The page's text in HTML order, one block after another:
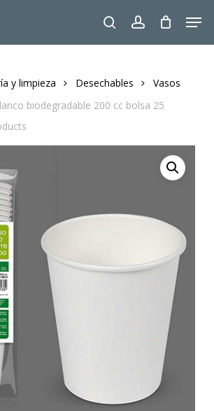
searchaccount
y limpieza Desechables
Vasos
biodegradable 200 cc bolsa 25